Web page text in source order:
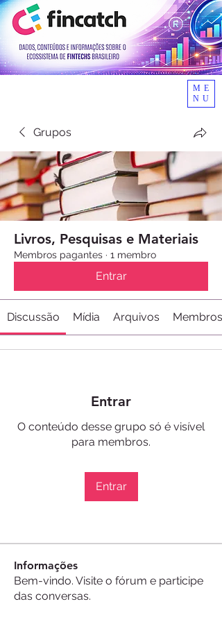
ME
NU
Grupos
Livros, Pesquisas e Materiais
Membros pagantes · 1 membro
Entrar
Discussão Mídia Arquivos Membros
Entrar
O conteúdo desse grupo só é visível
para membros.
Entrar
Informações
Bem-vindo. Visite o fórum e participe
das conversas.